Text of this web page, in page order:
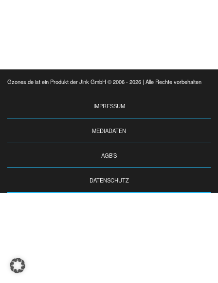
Gzones.de ist ein Produkt der Jink GmbH © 2006 - 2026 | Alle Rechte vorbehalten
IMPRESSUM
MEDIADATEN
AGB’S
DATENSCHUTZ